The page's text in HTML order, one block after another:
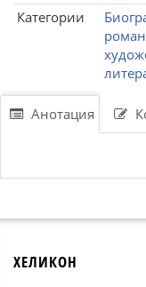
Категории
Анотация
ХЕЛИКОН